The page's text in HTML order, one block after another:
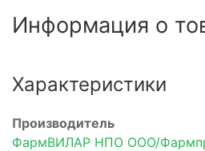
Информация о
Характеристики
Производитель
ФармВИЛАР НПО ООО/